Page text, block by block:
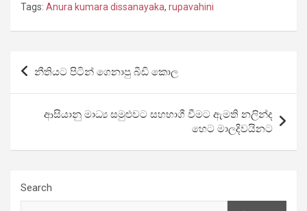
Tags: Anura kumara dissanayaka, rupavahini
Post
නීතියට පිටින් ගෙනාපු බීඩි කොල
ආසියානු මාධ්‍ය සමුළුවට සහභාගී වීමට ඇමති නලින්ද
හෙට මාලදිවයිනට
Search